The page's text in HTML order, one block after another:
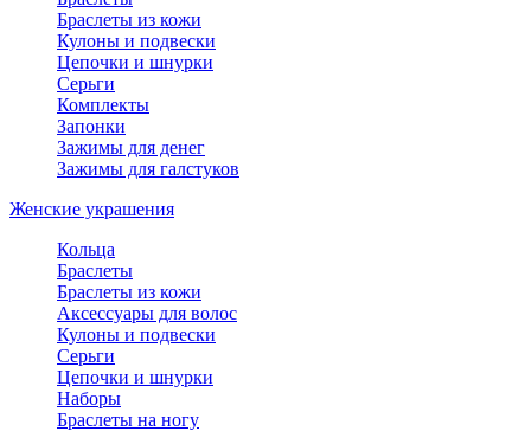
Браслеты из кожи
Кулоны и подвески
Цепочки и шнурки
Серьги
Комплекты
Запонки
Зажимы для денег
Зажимы для галстуков
Женские украшения
Кольца
Браслеты
Браслеты из кожи
Аксессуары для волос
Кулоны и подвески
Серьги
Цепочки и шнурки
Наборы
Браслеты на ногу